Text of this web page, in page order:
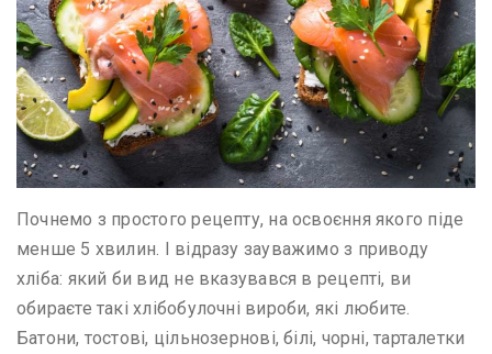
Почнемо з простого рецепту, на освоєння якого піде
менше 5 хвилин. І відразу зауважимо з приводу
хліба: який би вид не вказувався в рецепті, ви
обираєте такі хлібобулочні вироби, які любите.
Батони, тостові, цільнозернові, білі, чорні, тарталетки